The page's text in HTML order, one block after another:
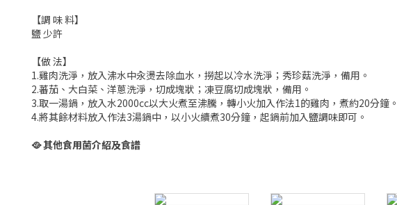
【調 味 料】
鹽 少許
【做 法】
1.雞肉洗淨，放入沸水中汆燙去除血水，撈起以冷水洗淨；秀珍菇洗淨，備用。
2.蕃茄、大白菜、洋蔥洗淨，切成塊狀；凍豆腐切成塊狀，備用。
3.取一湯鍋，放入水2000cc以大火煮至沸騰，轉小火加入作法1的雞肉，煮約20分鐘。
4.將其餘材料放入作法3湯鍋中，以小火續煮30分鐘，起鍋前加入鹽調味即可。
🥘其他食用菌介紹及食譜